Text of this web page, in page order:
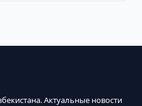
Актуальные новости